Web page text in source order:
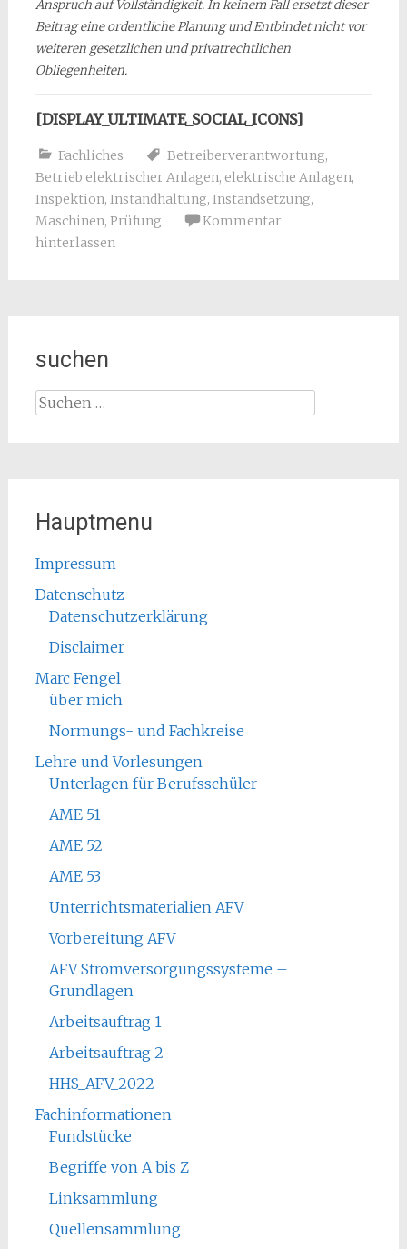
Anspruch auf Vollständigkeit. In keinem Fall ersetzt dieser
Beitrag eine ordentliche Planung und Entbindet nicht vor
weiteren gesetzlichen und privatrechtlichen
Obliegenheiten.
[DISPLAY_ULTIMATE_SOCIAL_ICONS]
Fachliches Betreiberverantwortung,
Betrieb elektrischer Anlagen, elektrische Anlagen,
Inspektion, Instandhaltung, Instandsetzung,
Maschinen, Prüfung
Kommentar
hinterlassen
suchen
Suchen
nach:
Hauptmenu
Impressum
Datenschutz
Datenschutzerklärung
Disclaimer
Marc Fengel
über mich
Normungs- und Fachkreise
Lehre und Vorlesungen
Unterlagen für Berufsschüler
AME 51
AME 52
AME 53
Unterrichtsmaterialien AFV
Vorbereitung AFV
AFV Stromversorgungssysteme –
Grundlagen
Arbeitsauftrag 1
Arbeitsauftrag 2
HHS_AFV_2022
Fachinformationen
Fundstücke
Begriffe von A bis Z
Linksammlung
Quellensammlung